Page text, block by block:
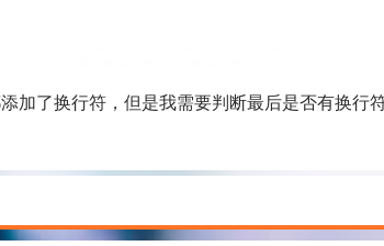
了换行符，但是我需要判断最后是否有换行